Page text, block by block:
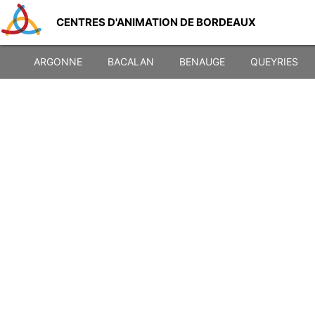
CENTRES D'ANIMATION DE BORDEAUX
ARGONNE BACALAN BENAUGE QUEYRIES